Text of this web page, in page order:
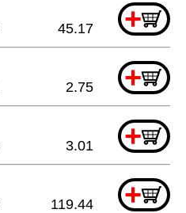
+
45.17
+
2.75
+
3.01
+
119.44